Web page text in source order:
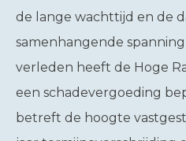
de lange wachttijd en de
samenhangende
verleden heeft de Hoge
een schadevergoeding
betreft de hoogte